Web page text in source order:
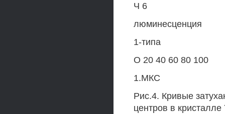
Ч 6
люминесценция
1-типа
О 20 40 60 80 100
1.МКС
Рис.4. Кривые
центров в кристалле